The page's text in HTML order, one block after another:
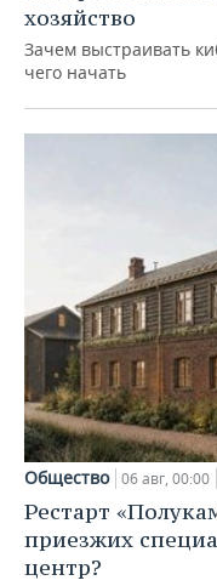
хозяйство
Зачем выстраивать
чего начать
Общество 06 авг, 00:00
Рестарт
приезжих
центр?